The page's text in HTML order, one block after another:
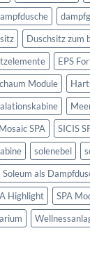
Duschsitz zum
EPS
Module
SPA SICIS
solenebel
Soleum als
Highlight SPA